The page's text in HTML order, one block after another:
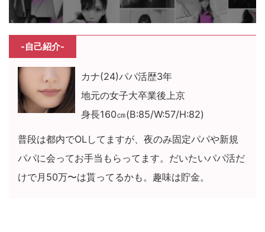
-自己紹介-
カナ(24)パパ活歴3年
地元の女子大卒業後上京
身長160㎝(B:85/W:57/H:82)
普段は都内でOLしてますが、夜のみ固定パパや新規
パパに会ってお手当もらってます。だいたいパパ活だ
けで月50万〜は貰ってるかも。趣味は貯金。